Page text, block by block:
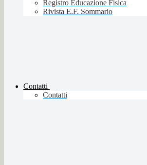
Registro Educazione Fisica
Rivista E.F. Sommario
Contatti
Contatti